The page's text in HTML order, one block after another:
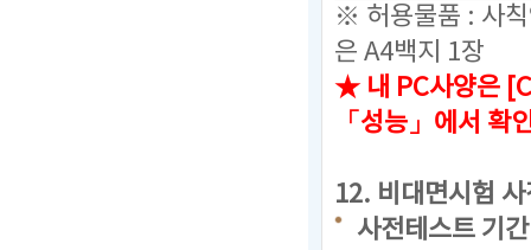
※ 허용물품 : 사칙
은 A4백지 1장
★ 내 PC사양은
「성능」에서 확
12. 비대면시험
사전테스트 기